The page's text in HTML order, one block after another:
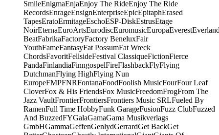
SmileEnigmaEnjaEnjoy The RideEnjoy The Ride
RecordsEnrageEnsignEnterpriseEpicEpitaphErased
TapesEratoErmitageEschoESP-DiskEstrusEtage
NoirEternaEuroArtsEurodiscEuromusicEuropaEverest
BeatFabrikaFactoryFactory BeneluxFair
YouthFameFantasyFat PossumFat Wreck
ChordsFavoritFellsideFestival ClassiqueFictionFierce
PandaFinlandiaFinngospelFireFlashbackFlyFlying
DutchmanFlying HighFlying Nun
EuropeFMPFNRFontanaFoodFoolish MusicFourFour Leaf
CloverFox & His FriendsFox MusicFreedomFrogFrom The
Jazz VaultFrontierFrontiersFrontiers Music SRLFueled By
RamenFull Time HobbyFunk GarageFusionFuzz ClubFuzzed
And BuzzedFYGalaGamaGama Musikverlags
GmbHGammaGeffenGenlydGerrardGet BackGet